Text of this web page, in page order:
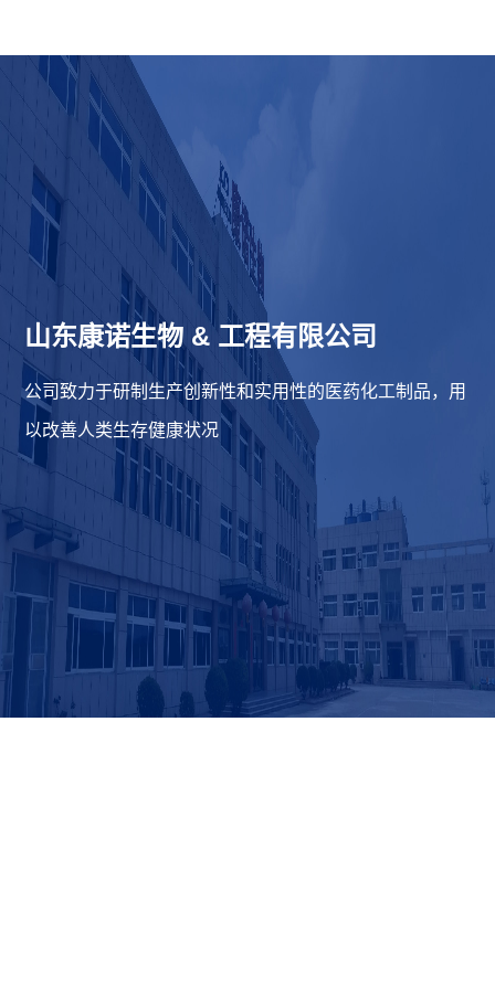
山东康诺生物 &工程有限公司
公司致力于研制生产创新性和实用性的医药化工制品，用
以改善人类生存健康状况